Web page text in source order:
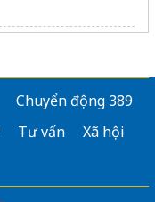
Chuyển động 389
Tư vấn
Xã hội